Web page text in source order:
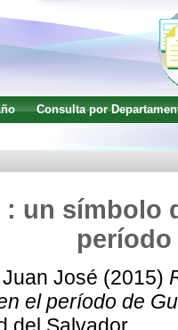
Consulta por
: un símbolo
período
José (2015)
el período de
del Salvador.